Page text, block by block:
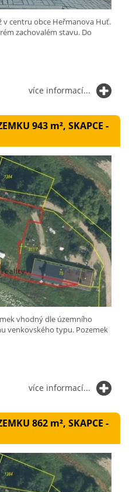
v centru obce Heřmanova Huť.
zachovalém stavu. Do
více informací...
943 m², SKAPCE -
vhodný dle územního
venkovského typu. Pozemek
více informací...
862 m², SKAPCE -